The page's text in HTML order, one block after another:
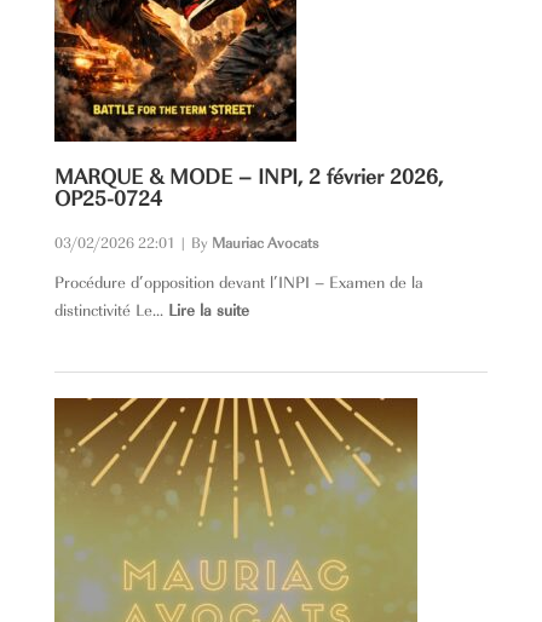
MARQUE & MODE – INPI, 2 février 2026,
OP25-0724
03/02/2026 22:01 | By Mauriac Avocats
Procédure d’opposition devant l’INPI – Examen de la
distinctivité Le... Lire la suite